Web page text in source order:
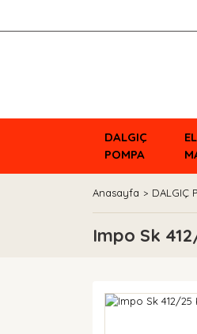
DALGIÇ
POMPA
Anasayfa DALGIÇ
Impo Sk